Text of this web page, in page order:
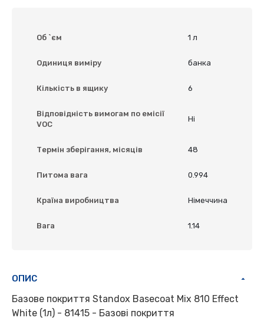
Об `єм 1 л
Одиниця виміру банка
Кількість в ящику 6
Відповідність вимогам по емісії
VOC
Ні
Термін зберігання, місяців 48
Питома вага 0.994
Країна виробництва Німеччина
Вага 1.14
ОПИС
Базове покриття Standox Basecoat Mix 810 Effect
White (1л) - 81415 - Базові покриття